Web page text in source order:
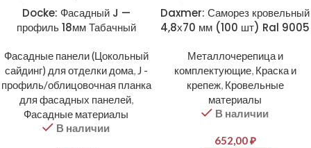
Docke: Фасадный J —
профиль 18мм Табачный
Фасадные панели (Цокольный
сайдинг) для отделки дома, J -
профиль/облицовочная планка
для фасадных панелей,
Фасадные материалы
В наличии
Daxmer: Саморез кровельный
4,8х70 мм (100 шт) Ral 9005
Металлочерепица и
комплектующие, Краска и
крепеж, Кровельные
материалы
В наличии
652,00₽